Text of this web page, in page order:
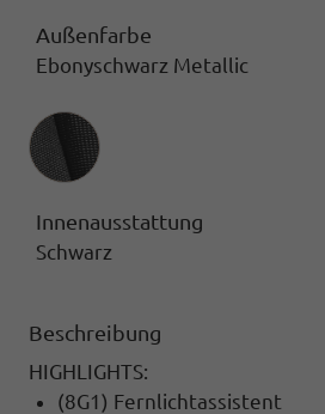
Außenfarbe
Ebonyschwarz Metallic
Innenausstattung
Innenausstattung
Schwarz
Beschreibung
HIGHLIGHTS:
(8G1) Fernlichtassistent